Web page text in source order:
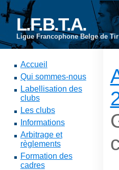
L.F.B.T.A.
Ligue Francophone Belge de
Accueil
Qui sommes-nous
Labellisation des
clubs
Les clubs
Informations
Arbitrage et
règlements
Formation des
cadres